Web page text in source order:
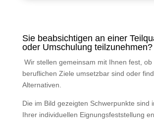
Sie beabsichtigen an einer
oder Umschulung teilzunehmen?
Wir stellen gemeinsam mit Ihnen fest, ob
beruflichen Ziele umsetzbar sind oder
Alternativen.
Die im Bild gezeigten Schwerpunkte sind
Ihrer individuellen Eignungsfeststellung